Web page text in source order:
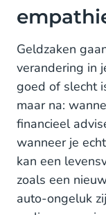
Geldzaken
verandering in
goed of slecht
maar na:
financieel
wanneer je
kan een
zoals een
auto-ongeluk